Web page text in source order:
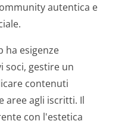
autentica e
ha esigenze
soci, gestire un
contenuti
aree agli iscritti. Il
con l'estetica